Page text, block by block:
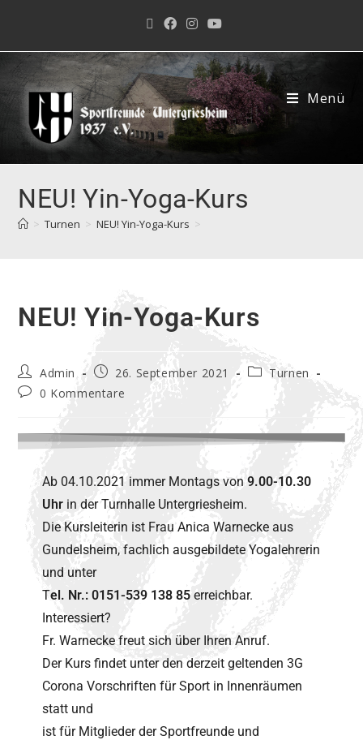
Menü
NEU! Yin-Yoga-Kurs
> Turnen > NEU! Yin-Yoga-Kurs >
NEU! Yin-Yoga-Kurs
Admin 26. September 2021
Turnen
0 Kommentare
Ab 04.10.2021 immer Montags von9.00-10.30
Uhr in der Turnhalle Untergriesheim.
Die Kursleiterin ist Frau Anica Warnecke aus
Gundelsheim, fachlich ausgebildete Yogalehrerin
und unter
Tel. Nr.: 0151-539 138 85erreichbar.
Interessiert?
Fr. Warnecke freut sich über Ihren Anruf.
Der Kurs findet unter den derzeit geltenden 3G
Corona Vorschriften für Sport in Innenräumen
statt und
ist für Mitglieder der Sportfreunde und